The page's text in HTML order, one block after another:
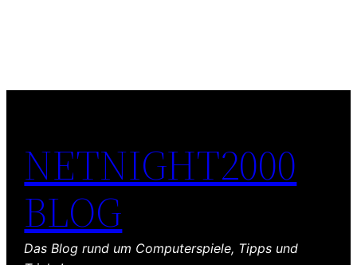
NETNIGHT2000
BLOG
Das Blog rund um Computerspiele, Tipps und